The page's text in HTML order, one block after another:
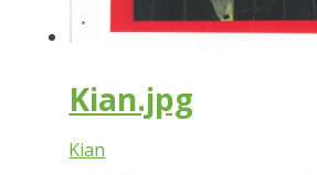
Kian.jpg
Kian